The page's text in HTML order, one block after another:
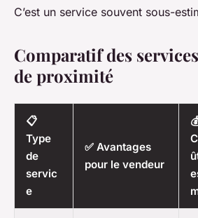
C’est un service souvent sous-
Comparatif des
de proximité
📋
Type
de
servic
e
✅ Avantages
pour le vendeur